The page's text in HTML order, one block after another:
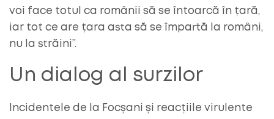
voi face totul ca românii să se întoarcă în țară,
iar tot ce are țara asta să se împartă la români,
nu la străini”.
Un dialog al surzilor
Incidentele de la Focșani și reacțiile virulente